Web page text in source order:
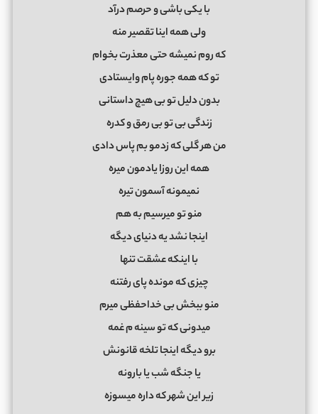
ﺑﺎ ﻳﻜﻰ ﺑﺎﺷﻰ و ﺣﺮﺻﻢ درآد
وﻟﻰ ﻫﻤﻪ اﻳﻨﺎ ﺗﻘﺼﻴﺮ ﻣﻨﻪ
ﻛﻪ روم ﻧﻤﻴﺸﻪ ﺣﺘﻰ ﻣﻌﺬرت ﺑﺨﻮام
ﺗﻮ ﻛﻪ ﻫﻤﻪ ﺟﻮره ﭘﺎم واﻳﺴﺘﺎدی
ﺑﺪون دﻟﻴﻞ ﺗﻮ ﺑﻰ ﻫﻴﭻ داﺳﺘﺎﻧﻰ
زﻧﺪﮔﻰ ﺑﻰ ﺗﻮ ﺑﻰ رﻣﻖ و ﻛﺪره
ﻣﻦ ﻫﺮ ﮔﻠﻰ ﻛﻪ زدﻣﻮ ﺑﻢ ﭘﺎس دادی
ﻫﻤﻪ اﻳﻦ روزا ﻳﺎدﻣﻮن ﻣﻴﺮه
ﻧﻤﻴﻤﻮﻧﻪ آﺳﻤﻮن ﺗﻴﺮه
ﻣﻨﻮ ﺗﻮ ﻣﻴﺮﺳﻴﻢ ﺑﻪ ﻫﻢ
اﻳﻨﺠﺎ ﻧﺸﺪ ﻳﻪ دﻧﻴﺎی دﻳﮕﻪ
ﺑﺎ اﻳﻨﻜﻪ ﻋﺸﻘﺖ ﺗﻨﻬﺎ
ﭼﻴﺰی ﻛﻪ ﻣﻮﻧﺪه ﭘﺎی رﻓﺘﻨﻪ
ﻣﻨﻮ ﺑﺒﺨﺶ ﺑﻰ ﺧﺪاﺣﻔﻈﻰ ﻣﻴﺮم
ﻣﻴﺪوﻧﻰ ﻛﻪ ﺗﻮ ﺳﻴﻨﻪ م ﻏﻤﻪ
ﺑﺮو دﻳﮕﻪ اﻳﻨﺠﺎ ﺗﻠﺨﻪ ﻗﺎﻧﻮﻧﺶ
ﻳﺎ ﺟﻨﮕﻪ ﺷﺐ ﻳﺎ ﺑﺎروﻧﻪ
زﻳﺮ اﻳﻦ ﺷﻬﺮ ﻛﻪ داره ﻣﻴﺴﻮزه